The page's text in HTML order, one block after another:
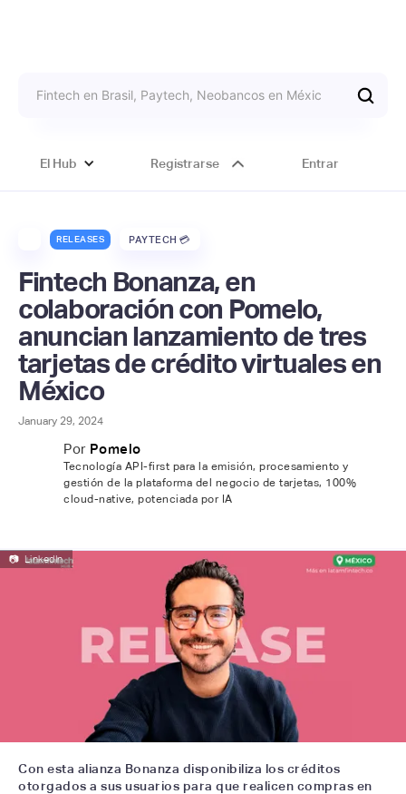
El Hub Registrarse Entrar
RELEASES PAYTECH 💳
Fintech Bonanza, en
colaboración con Pomelo,
anuncian lanzamiento de tres
tarjetas de crédito virtuales en
México
January 29, 2024
Por Pomelo
Tecnología API-first para la emisión, procesamiento y
gestión de la plataforma del negocio de tarjetas, 100%
cloud-native, potenciada por IA
📷 LinkedIn
Con esta alianza Bonanza disponibiliza los créditos
otorgados a sus usuarios para que realicen compras en